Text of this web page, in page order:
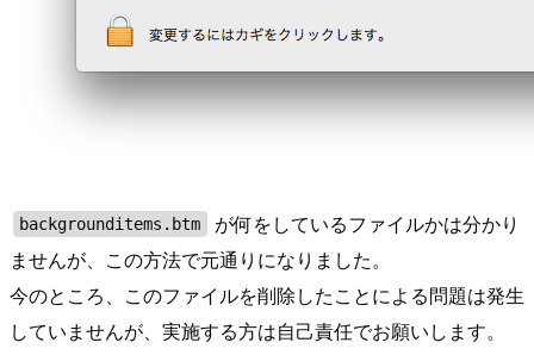
backgrounditems.btm
が何をしているファイルかは分かり
ませんが、この方法で元通りになりました。
今のところ、このファイルを削除したことによる問題は発生
していませんが、実施する方は自己責任でお願いします。